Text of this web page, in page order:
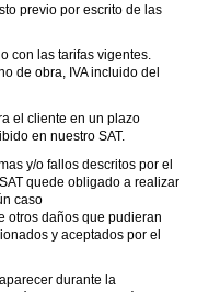
previo por escrito de las
con las tarifas vigentes.
de obra, IVA incluido del
el cliente en un plazo
en nuestro SAT.
y/o fallos descritos por el
quede obligado a realizar
caso
otros daños que pudieran
y aceptados por el
durante la